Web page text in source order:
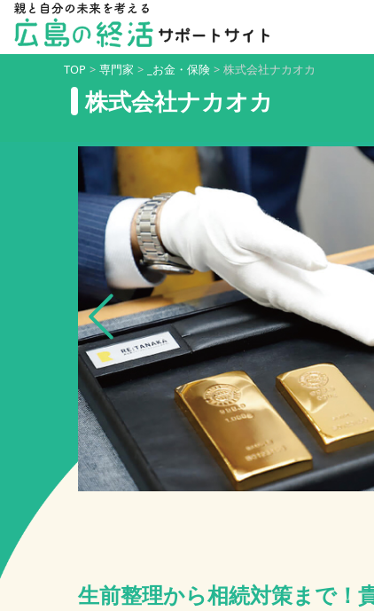
TOP > 専門家 > _お金・保険 > 株式会社ナカオカ
株式会社ナカオカ
生前整理から相続対策まで！